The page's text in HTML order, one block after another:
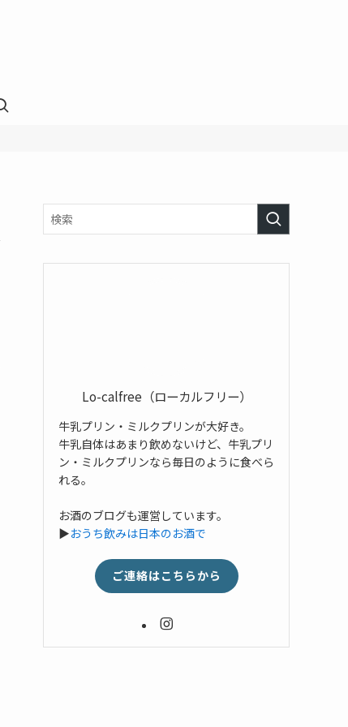
Lo-calfree（ローカルフリー）
牛乳プリン・ミルクプリンが大好き。
牛乳自体はあまり飲めないけど、牛乳プリ
ン・ミルクプリンなら毎日のように食べら
れる。
お酒のブログも運営しています。
▶おうち飲みは日本のお酒で
ご連絡はこちらから